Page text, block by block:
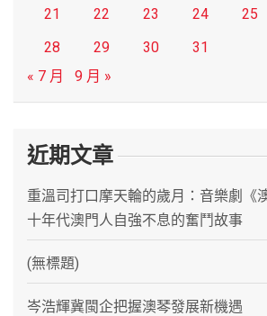
21
22 23 24 25
28
29 30
31
« 7 月
9 月 »
近期文章
重溫司打口摩天輪的歲月：音樂劇《
十年代澳門人自強不息的奮鬥故事
(無標題)
岑浩輝冀閩企把握澳琴發展新機遇